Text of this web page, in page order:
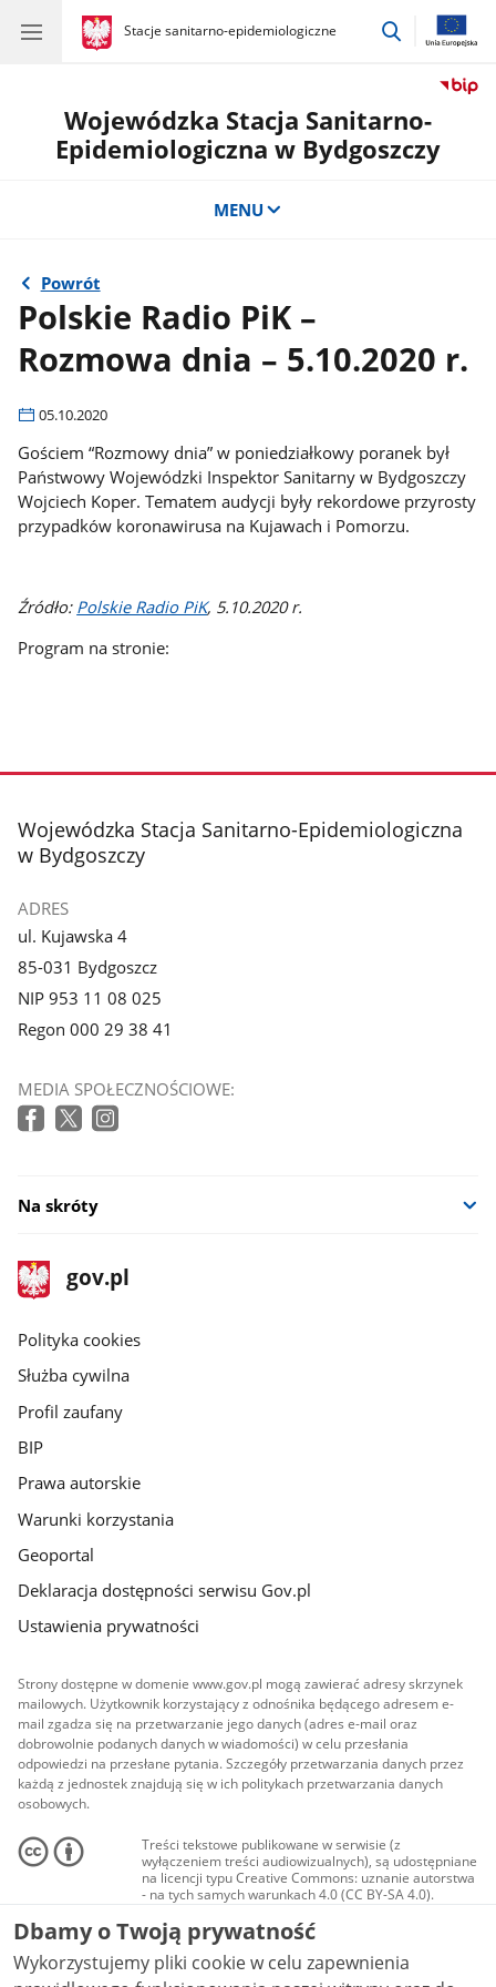
gov.pl
Stacje sanitarno-epidemiologiczne
gov.pl
Stacje
przejdź
Wojewódzka Stacja Sanitarno-
Epidemiologiczna w Bydgoszczy
MENU
Powrót
Polskie Radio PiK –
Rozmowa dnia – 5.10.2020 r.
05.10.2020
Gościem “Rozmowy dnia” w poniedziałkowy poranek był
Państwowy Wojewódzki Inspektor Sanitarny w Bydgoszczy
Wojciech Koper. Tematem audycji były rekordowe przyrosty
przypadków koronawirusa na Kujawach i Pomorzu.
Źródło: Polskie Radio PiK, 5.10.2020 r.
Program na stronie:
stopka
Wojewódzka Stacja Sanitarno-Epidemiologiczna
w Bydgoszczy
ADRES
ul. Kujawska 4
85-031 Bydgoszcz
NIP 953 11 08 025
Regon 000 29 38 41
MEDIA SPOŁECZNOŚCIOWE:
Na skróty
stopka
gov.pl
Strona
gov.pl
gov.pl
Polityka cookies
Służba cywilna
Profil zaufany
BIP
Prawa autorskie
Warunki korzystania
Geoportal
Deklaracja dostępności serwisu Gov.pl
Ustawienia prywatności
Strony dostępne w domenie www.gov.pl mogą zawierać adresy skrzynek
mailowych. Użytkownik korzystający z odnośnika będącego adresem e-
mail zgadza się na przetwarzanie jego danych (adres e-mail oraz
dobrowolnie podanych danych w wiadomości) w celu przesłania
odpowiedzi na przesłane pytania. Szczegóły przetwarzania danych przez
każdą z jednostek znajdują się w ich politykach przetwarzania danych
osobowych.
Treści tekstowe publikowane w serwisie (z
wyłączeniem treści audiowizualnych), są udostępniane
na licencji typu Creative Commons: uznanie autorstwa
- na tych samych warunkach 4.0 (CC BY-SA 4.0).
Materiały audiowizualne, w tym zdjęcia, materiały
audio i wideo, są udostępniane na licencji typu
Creative Commons: uznanie autorstwa użycie
niekomercyjne - bez utworów zależnych 4.0 (CC BY-
NC-ND 4.0), o ile nie jest to stwierdzone inaczej.
Dbamy o Twoją prywatność
Wykorzystujemy pliki cookie w celu zapewnienia